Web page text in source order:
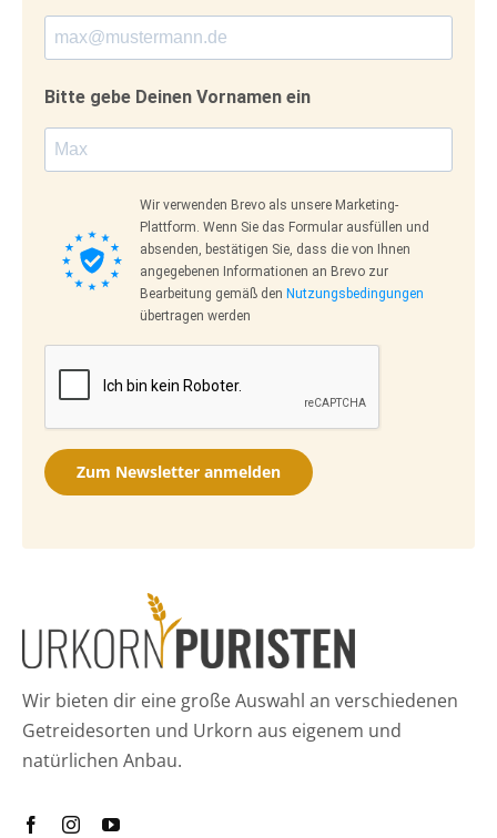
Bitte gebe Deinen Vornamen ein
Wir verwenden Brevo als unsere Marketing-
Plattform. Wenn Sie das Formular ausfüllen und
absenden, bestätigen Sie, dass die von Ihnen
angegebenen Informationen an Brevo zur
Bearbeitung gemäß den Nutzungsbedingungen
übertragen werden
Zum Newsletter anmelden
Wir bieten dir eine große Auswahl an verschiedenen
Getreidesorten und Urkorn aus eigenem und
natürlichen Anbau.